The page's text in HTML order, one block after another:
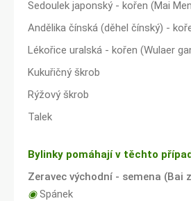
Sedoulek japonský - kořen (Mai
Andělika čínská (děhel čínský) -
Lékořice uralská - kořen (Wulaer
Kukuřičný škrob
Rýžový škrob
Talek
Bylinky pomáhají v těchto
Zeravec východní - semena (Bai
◉Spánek